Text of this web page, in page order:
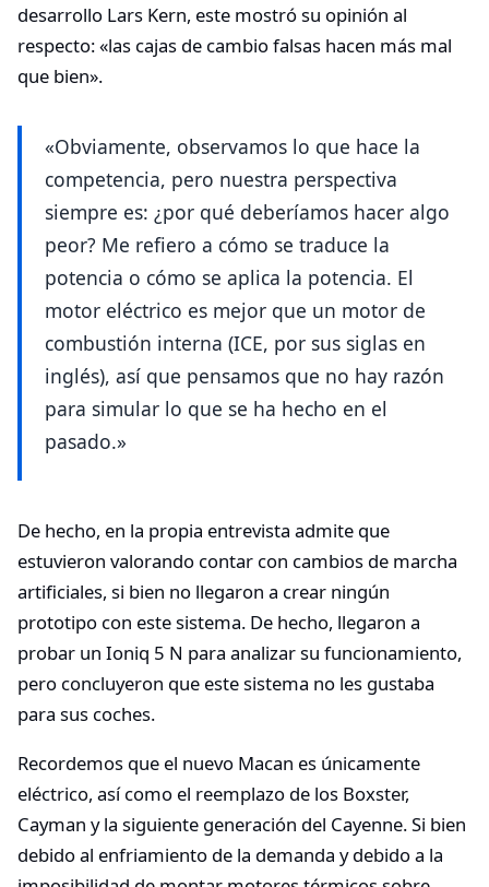
desarrollo Lars Kern, este mostró su opinión al
respecto: «las cajas de cambio falsas hacen más mal
que bien».
«Obviamente, observamos lo que hace la
competencia, pero nuestra perspectiva
siempre es: ¿por qué deberíamos hacer algo
peor? Me refiero a cómo se traduce la
potencia o cómo se aplica la potencia. El
motor eléctrico es mejor que un motor de
combustión interna (ICE, por sus siglas en
inglés), así que pensamos que no hay razón
para simular lo que se ha hecho en el
pasado.»
De hecho, en la propia entrevista admite que
estuvieron valorando contar con cambios de marcha
artificiales, si bien no llegaron a crear ningún
prototipo con este sistema. De hecho, llegaron a
probar un Ioniq 5 N para analizar su funcionamiento,
pero concluyeron que este sistema no les gustaba
para sus coches.
Recordemos que el nuevo Macan es únicamente
eléctrico, así como el reemplazo de los Boxster,
Cayman y la siguiente generación del Cayenne. Si bien
debido al enfriamiento de la demanda y debido a la